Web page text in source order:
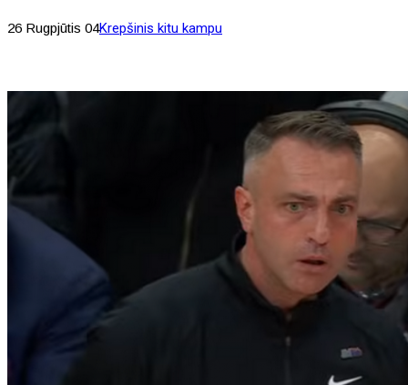
26 Rugpjūtis 04Krepšinis kitu kampu